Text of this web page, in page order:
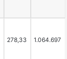
278,33 1.064.697